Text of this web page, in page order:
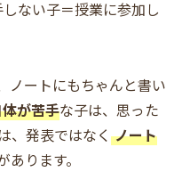
ない子＝授業に参加し
ノートにもちゃんと書い
が苦手な子は、思った
、発表ではなく ノート
ります。